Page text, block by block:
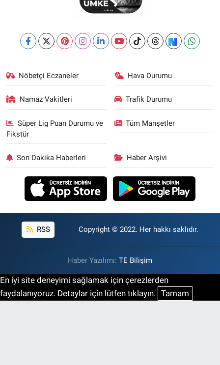
Nöbetçi Eczaneler Hava Durumu
Namaz Vakitleri Trafik Durumu
Süper Lig Puan Durumu ve
Fikstür
Tüm Manşetler
Son Dakika Haberleri Haber Arşivi
RSS Copyright © 2022. Her hakkı saklıdır.
Haber Yazılımı: TE Bilişim
En iyi site deneyimi sağlamak için çerezlerden
faydalanıyoruz. Detaylar için lütfen tıklayın. Tamam